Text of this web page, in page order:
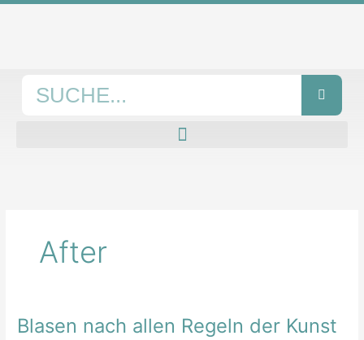
Zum
After
Blasen nach allen Regeln der Kunst
Blasen